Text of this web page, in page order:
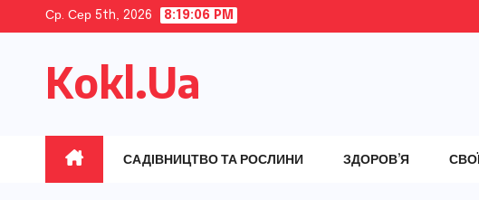
content
Ср. Сер 5th, 2026 8:19:07 PM
Kokl.Ua
САДІВНИЦТВО ТА РОСЛИНИ ЗДОРОВ’Я